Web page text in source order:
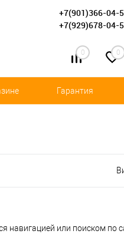
+7(901)366-04-
+7(929)678-04-
0 0
Гарантия
навигацией или поиском по